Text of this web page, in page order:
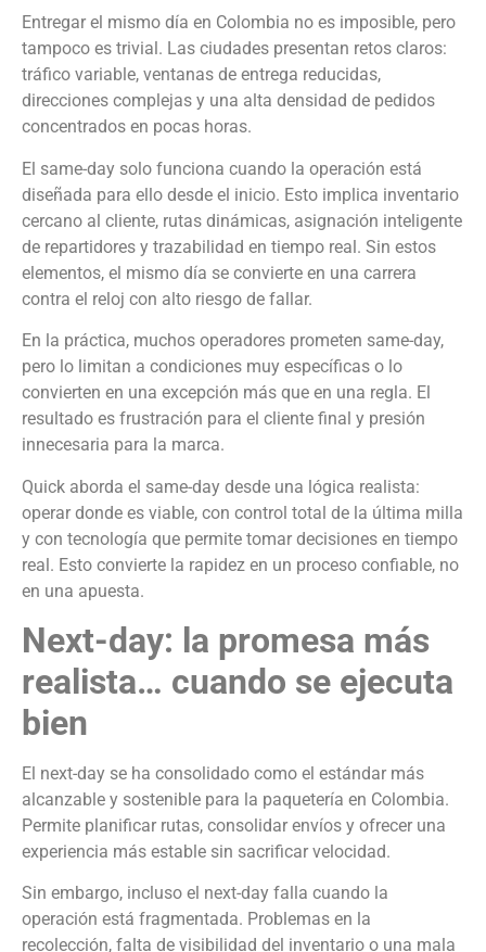
Entregar el mismo día en Colombia no es imposible, pero
tampoco es trivial. Las ciudades presentan retos claros:
tráfico variable, ventanas de entrega reducidas,
direcciones complejas y una alta densidad de pedidos
concentrados en pocas horas.
El same-day solo funciona cuando la operación está
diseñada para ello desde el inicio. Esto implica inventario
cercano al cliente, rutas dinámicas, asignación inteligente
de repartidores y trazabilidad en tiempo real. Sin estos
elementos, el mismo día se convierte en una carrera
contra el reloj con alto riesgo de fallar.
En la práctica, muchos operadores prometen same-day,
pero lo limitan a condiciones muy específicas o lo
convierten en una excepción más que en una regla. El
resultado es frustración para el cliente final y presión
innecesaria para la marca.
Quick aborda el same-day desde una lógica realista:
operar donde es viable, con control total de la última milla
y con tecnología que permite tomar decisiones en tiempo
real. Esto convierte la rapidez en un proceso confiable, no
en una apuesta.
Next-day: la promesa más
realista… cuando se ejecuta
bien
El next-day se ha consolidado como el estándar más
alcanzable y sostenible para la paquetería en Colombia.
Permite planificar rutas, consolidar envíos y ofrecer una
experiencia más estable sin sacrificar velocidad.
Sin embargo, incluso el next-day falla cuando la
operación está fragmentada. Problemas en la
recolección, falta de visibilidad del inventario o una mala